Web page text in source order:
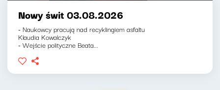
Nowy świt 03.08.2026
- Naukowcy pracują nad recyklingiem asfaltu
Klaudia Kowalczyk
- Wejście polityczne Beata...